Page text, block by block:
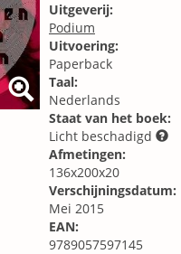
Uitgeverij:
Podium
Uitvoering:
Paperback
Taal:
Nederlands
Staat van het boek:
Licht beschadigd
Afmetingen:
136x200x20
Verschijningsdatum:
Mei 2015
EAN:
9789057597145